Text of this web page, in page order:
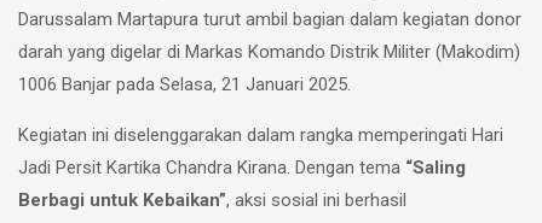
Darussalam Martapura turut ambil bagian dalam kegiatan donor
darah yang digelar di Markas Komando Distrik Militer (Makodim)
1006 Banjar pada Selasa, 21 Januari 2025.
Kegiatan ini diselenggarakan dalam rangka memperingati Hari
Jadi Persit Kartika Chandra Kirana. Dengan tema “Saling
Berbagi untuk Kebaikan”, aksi sosial ini berhasil